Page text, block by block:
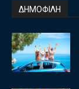
ΔΗΜΟΦΙΛΗ